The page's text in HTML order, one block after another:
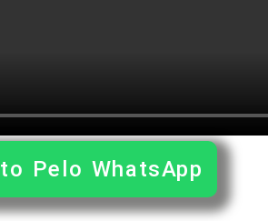
Pelo WhatsApp